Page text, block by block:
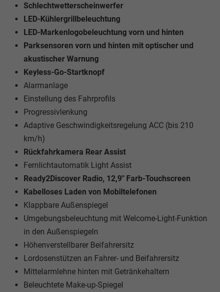
Schlechtwetterscheinwerfer
LED-Kühlergrillbeleuchtung
LED-Markenlogobeleuchtung vorn und hinten
Parksensoren vorn und hinten mit optischer und
akustischer Warnung
Keyless-Go-Startknopf
Alarmanlage
Einstellung des Fahrprofils
Progressivlenkung
Adaptive Geschwindigkeitsregelung ACC (bis 210
km/h)
Rückfahrkamera Rear Assist
Fernlichtautomatik Light Assist
Ready2Discover Radio, 12,9" Farb-Touchscreen
Kabelloses Laden von Mobiltelefonen
Klappbare Außenspiegel
Umgebungsbeleuchtung mit Welcome-Light-Funktion
in den Außenspiegeln
Höhenverstellbarer Beifahrersitz
Lordosenstützen an Fahrer- und Beifahrersitz
Mittelarmlehne hinten mit Getränkehaltern
Beleuchtete Make-up-Spiegel